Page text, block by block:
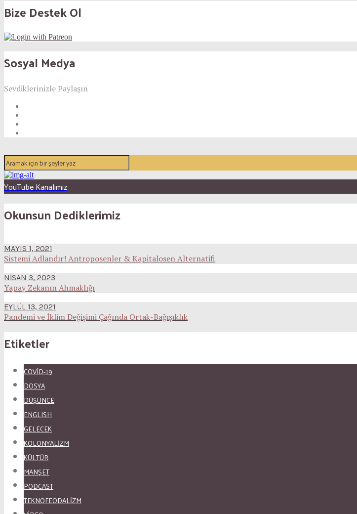
Bize Destek Ol
Sosyal Medya
Sevdiklerinizle Paylaşın
YouTube Kanalımız
Okunsun Dediklerimiz
MAYIS 1, 2021
Sistemi Adlandır! Antroposenler & Kapitalosen Alternatifi
NISAN 3, 2023
Yapay Zekanın Ahmaklığı
EYLÜL 13, 2021
Pandemi ve İklim Değişimi Çağında Ortak-Bağışıklık
Etiketler
COVID-19
DOSYA
DÜŞÜNCE
ENGLISH
GELECEK
KOLONYALİZM
KÜLTÜR
MANŞET
PODCAST
TEKNOFEODALİZM